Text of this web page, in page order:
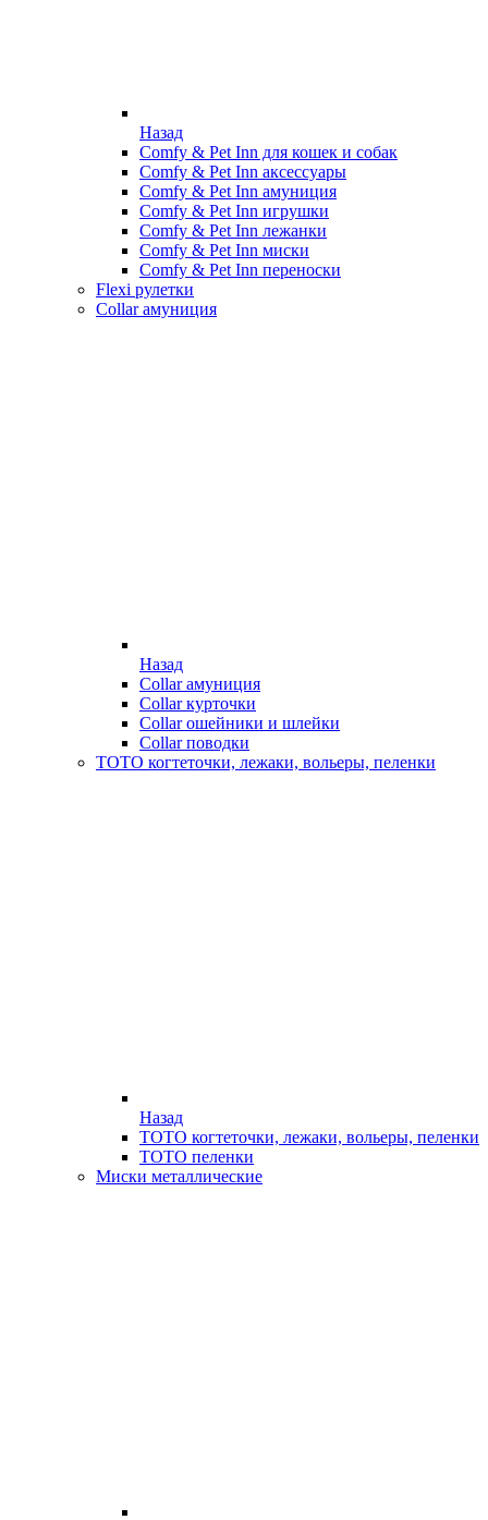
Назад
Comfy & Pet Inn для кошек и собак
Comfy & Pet Inn аксессуары
Comfy & Pet Inn амуниция
Comfy & Pet Inn игрушки
Comfy & Pet Inn лежанки
Comfy & Pet Inn миски
Comfy & Pet Inn переноски
Flexi рулетки
Collar амуниция
Назад
Collar амуниция
Collar курточки
Collar ошейники и шлейки
Collar поводки
ТОТО когтеточки, лежаки, вольеры, пеленки
Назад
ТОТО когтеточки, лежаки, вольеры, пеленки
ТОТО пеленки
Миски металлические